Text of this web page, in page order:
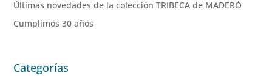
Últimas novedades de la colección TRIBECA de MADERÓ
Cumplimos 30 años
Categorías